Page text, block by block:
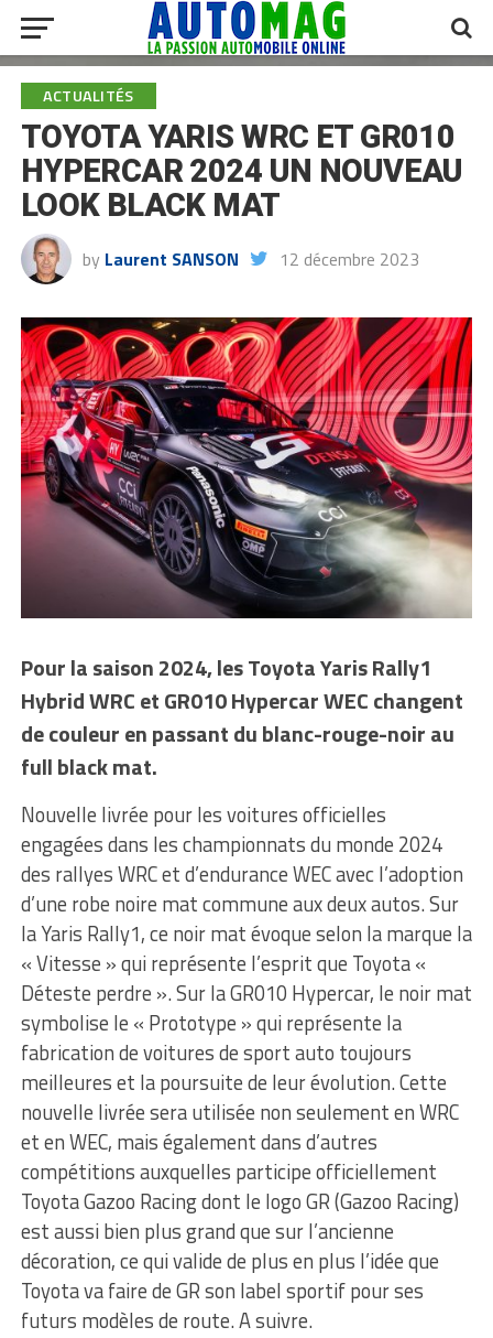
ACTUALITÉS
TOYOTA YARIS WRC ET GR010
HYPERCAR 2024 UN NOUVEAU
LOOK BLACK MAT
by Laurent SANSON 12 décembre 2023
Pour la saison 2024, les Toyota Yaris Rally1
Hybrid WRC et GR010 Hypercar WEC changent
de couleur en passant du blanc-rouge-noir au
full black mat.
Nouvelle livrée pour les voitures officielles
engagées dans les championnats du monde 2024
des rallyes WRC et d’endurance WEC avec l’adoption
d’une robe noire mat commune aux deux autos. Sur
la Yaris Rally1, ce noir mat évoque selon la marque la
« Vitesse » qui représente l’esprit que Toyota «
Déteste perdre ». Sur la GR010 Hypercar, le noir mat
symbolise le « Prototype » qui représente la
fabrication de voitures de sport auto toujours
meilleures et la poursuite de leur évolution. Cette
nouvelle livrée sera utilisée non seulement en WRC
et en WEC, mais également dans d’autres
compétitions auxquelles participe officiellement
Toyota Gazoo Racing dont le logo GR (Gazoo Racing)
est aussi bien plus grand que sur l’ancienne
décoration, ce qui valide de plus en plus l’idée que
Toyota va faire de GR son label sportif pour ses
futurs modèles de route. A suivre.